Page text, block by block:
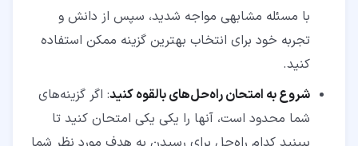
با مسئله مشابهی مواجه شدید، سپس از دانش و
تجربه خود برای انتخاب بهترین گزینه ممکن استفاده
کنید.
شروع به امتحان راه‌حل‌های بالقوه کنید: اگر گزینه‌های
شما محدود است، آنها را یکی‌ یکی امتحان کنید تا